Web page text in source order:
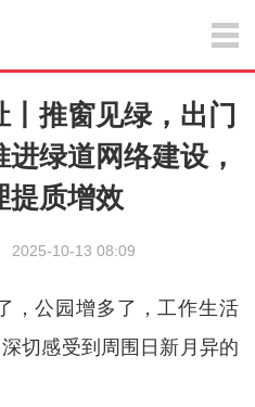
推窗见绿，出门
绿道网络建设，
提质增效
2025-10-13 08:09
，公园增多了，工作生活
切感受到周围日新月异的